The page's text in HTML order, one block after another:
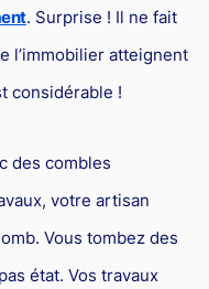
. Surprise ! Il ne fait
l’immobilier atteignent
considérable !
des combles
votre artisan
Vous tombez des
état. Vos travaux